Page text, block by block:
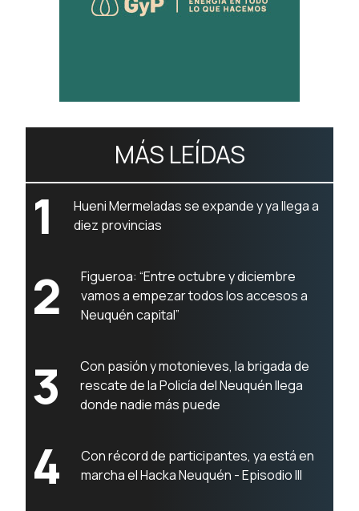
MÁS LEÍDAS
1
Hueni Mermeladas se expande y ya llega a
diez provincias
2
Figueroa: “Entre octubre y diciembre
vamos a empezar todos los accesos a
Neuquén capital”
3
Con pasión y motonieves, la brigada de
rescate de la Policía del Neuquén llega
donde nadie más puede
4
Con récord de participantes, ya está en
marcha el Hacka Neuquén - Episodio III